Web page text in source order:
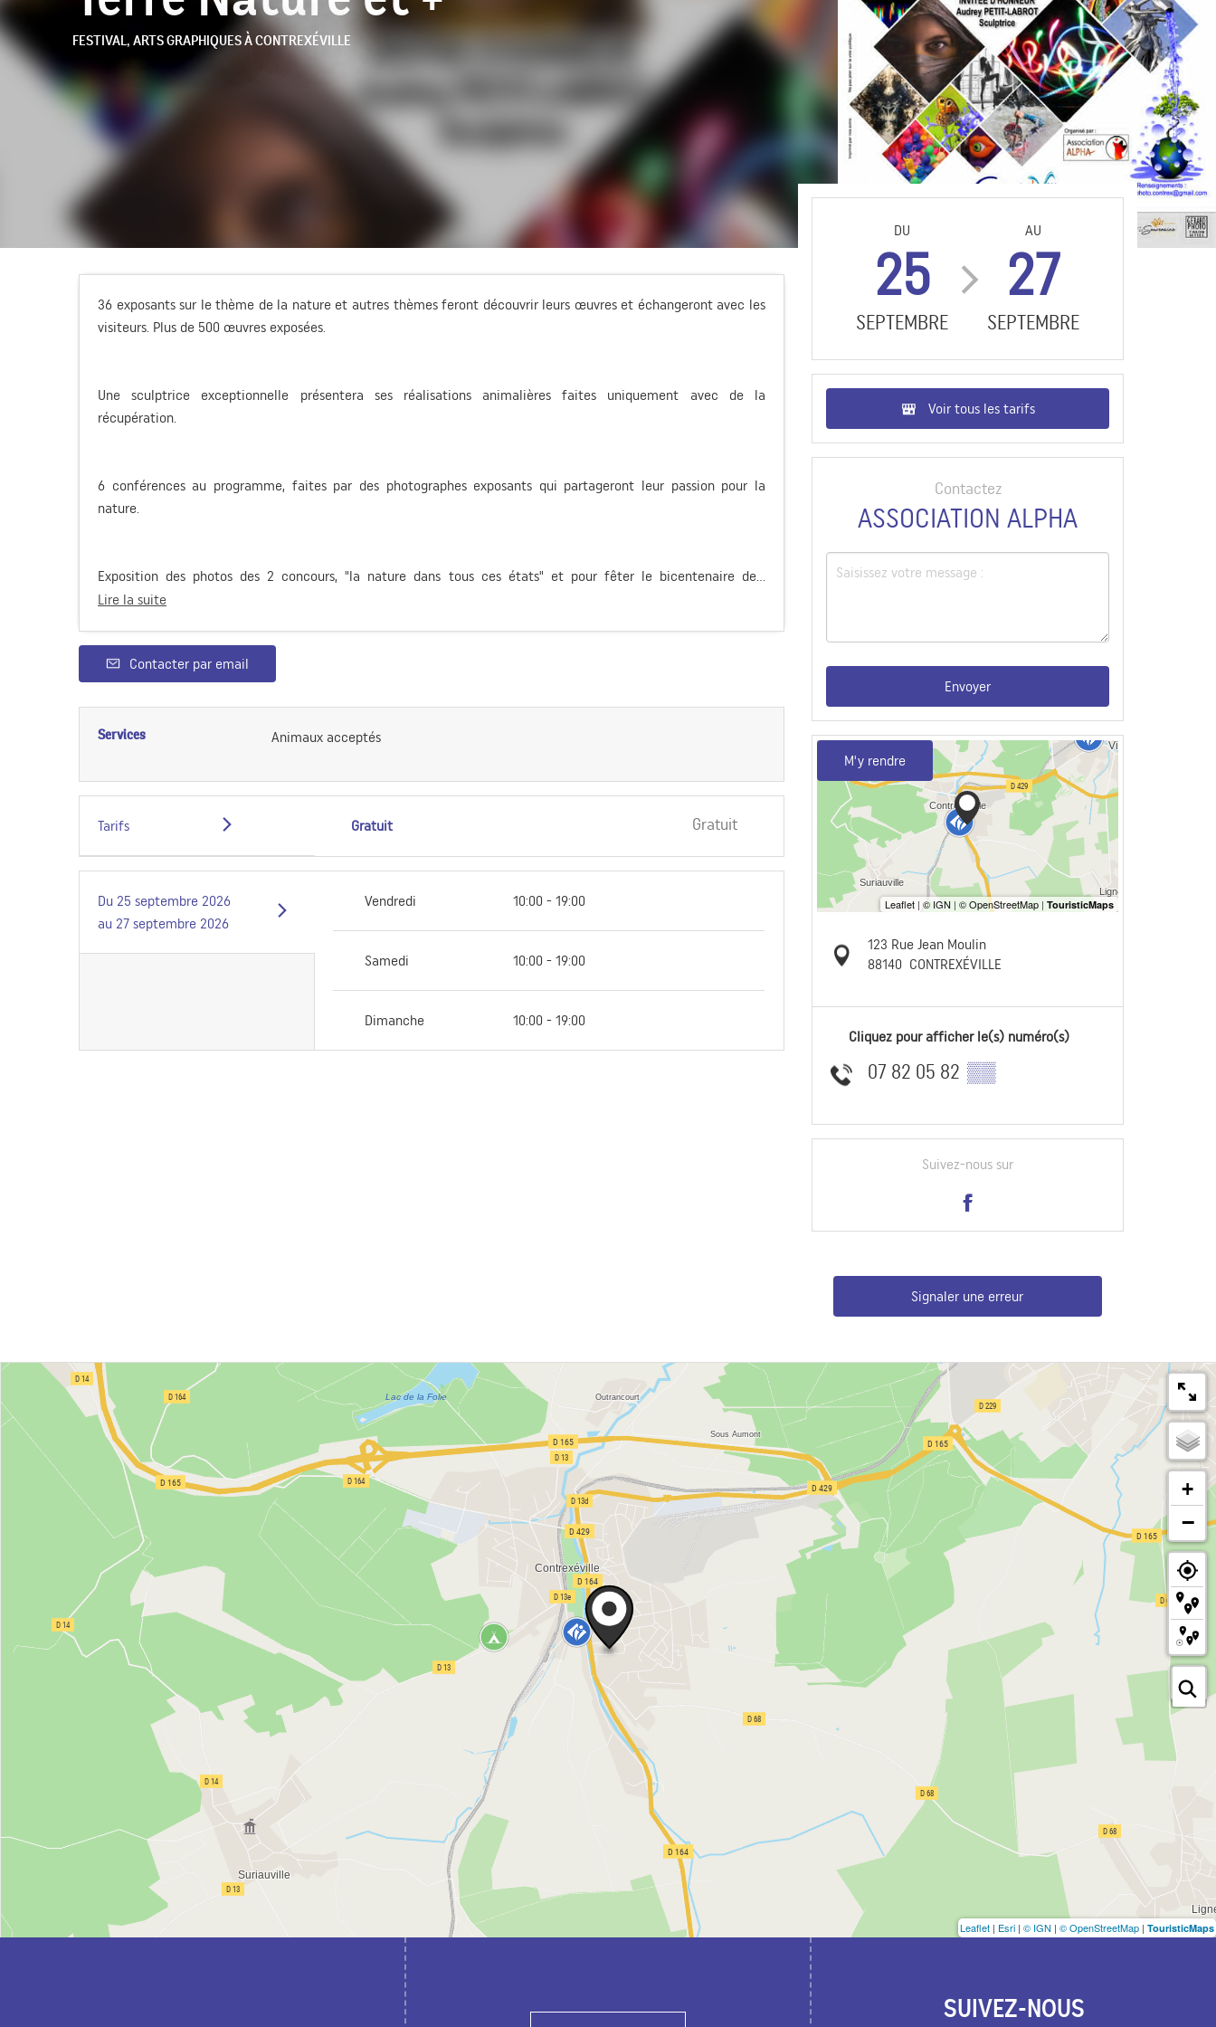
FESTIVAL, ARTS GRAPHIQUESÀ CONTREXÉVILLE
36 exposants sur le thème de la nature et autres thèmes feront découvrir leurs œuvres et échangeront avec les
visiteurs. Plus de 500 œuvres exposées.
Une sculptrice exceptionnelle présentera ses réalisations animalières faites uniquement avec de la
récupération.
6 conférences au programme, faites par des photographes exposants qui partageront leur passion pour la
nature.
Exposition des photos des 2 concours, "la nature dans tous ces états" et pour fêter le bicentenaire de...
Lire la suite
Contacter par email
Services Animaux acceptés
Tarifs Gratuit Gratuit
Du 25 septembre 2026
au 27 septembre 2026
Vendredi 10:00 - 19:00
Samedi 10:00 - 19:00
Dimanche 10:00 - 19:00
DU
25
SEPTEMBRE
AU
27
SEPTEMBRE
Voir tous les tarifs
Contactez
ASSOCIATION ALPHA
Envoyer
M'y rendre
123 Rue Jean Moulin
88140 CONTREXÉVILLE
Cliquez pour afficher le(s) numéro(s)
07 82 05 82 ▒▒
Suivez-nous sur
Signaler une erreur
+
−
Leaflet | Esri | © IGN | © OpenStreetMap | TouristicMaps
SUIVEZ-NOUS